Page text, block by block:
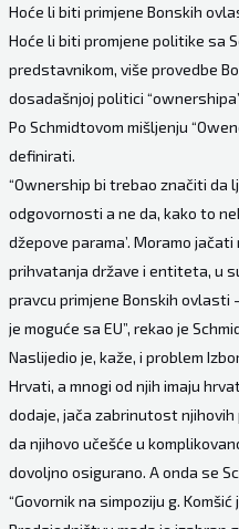
Hoće li biti primjene Bonskih
Hoće li biti promjene politike sa
predstavnikom, više provedbe
dosadašnjoj politici
Po Schmidtovom mišljenju
definirati.
“Ownership bi trebao značiti da
odgovornosti a ne da, kako to
džepove parama’. Moramo
prihvatanja države i entiteta, u
pravcu primjene Bonskih ovlasti
je moguće sa EU”, rekao je
Naslijedio je, kaže, i problem
Hrvati, a mnogi od njih imaju
dodaje, jača zabrinutost
da njihovo učešće u
dovoljno osigurano. A onda se
“Govornik na simpoziju g.